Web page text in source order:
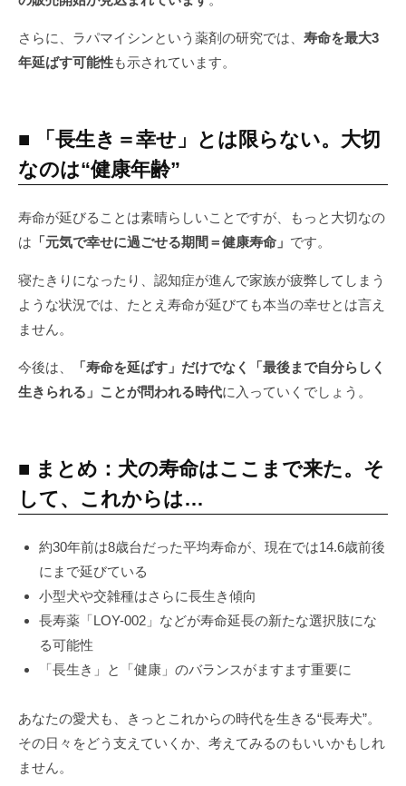
さらに、ラパマイシンという薬剤の研究では、 寿命を最大3
年延ばす可能性も示されています。
■ 「長生き＝幸せ」とは限らない。大切
なのは“健康年齢”
寿命が延びることは素晴らしいことですが、もっと大切なの
は 「元気で幸せに過ごせる期間＝健康寿命」 です。
寝たきりになったり、認知症が進んで家族が疲弊してしまう
ような状況では、たとえ寿命が延びても本当の幸せとは言え
ません。
今後は、
「寿命を延ばす」だけでなく「最後まで自分らしく
生きられる」ことが問われる時代に入っていくでしょう。
■ まとめ：犬の寿命はここまで来た。そ
して、これからは…
約30年前は8歳台だった平均寿命が、現在では14.6歳前後
にまで延びている
小型犬や交雑種はさらに長生き傾向
長寿薬「LOY-002」などが寿命延長の新たな選択肢にな
る可能性
「長生き」と「健康」のバランスがますます重要に
あなたの愛犬も、きっとこれからの時代を生きる“長寿犬”。
その日々をどう支えていくか、考えてみるのもいいかもしれ
ません。